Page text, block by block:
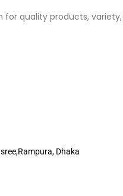
for quality products, variety,
Dhaka